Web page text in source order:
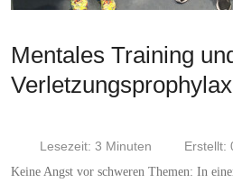
Mentales Training
Lesezeit: 3 Minuten Erstellt:
Keine Angst vor schweren Themen: In